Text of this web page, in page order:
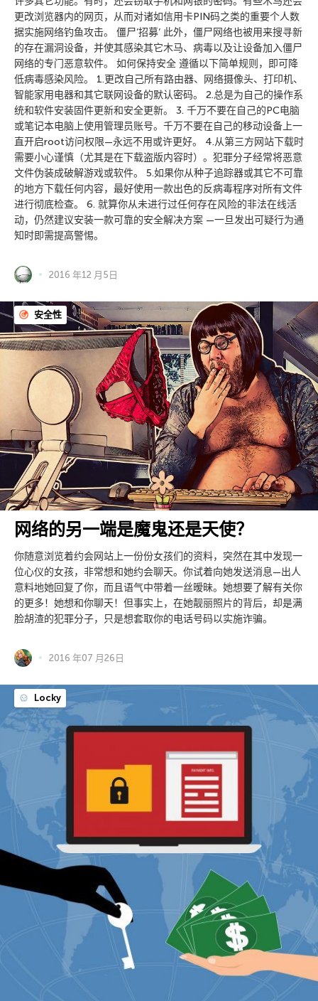
更改浏览器内的网页，从而对诸如信用卡PIN码之类的重要个人数
据实施网络钓鱼攻击。 僵尸’招募’ 此外，僵尸网络也被用来搜寻新
的存在漏洞设备，并使其感染其它木马、病毒以及让设备加入僵尸
网络的专门恶意软件。 如何保持安全 遵循以下简单规则，即可降
低病毒感染风险。 1.更改自己所有路由器、网络摄像头、打印机、
智能家用电器和其它联网设备的默认密码。 2.总是为自己的操作系
统和软件安装固件更新和安全更新。 3. 千万不要在自己的PC电脑
或笔记本电脑上使用管理员账号。千万不要在自己的移动设备上一
直开启root访问权限—永远不用或许更好。 4.从第三方网站下载时
需要小心谨慎（尤其是在下载盗版内容时）。犯罪分子经常将恶意
文件伪装成破解游戏或软件。 5.如果你从种子追踪器或其它不可靠
的地方下载任何内容，最好使用一款出色的反病毒程序对所有文件
进行彻底检查。 6. 就算你从未进行过任何存在风险的非法在线活
动，仍然建议安装一款可靠的安全解决方案 —一旦发出可疑行为通
知时即需提高警惕。
2016 年12 月5日
安全性
网络的另一端是魔鬼还是天使？
你随意浏览着约会网站上一份份女孩们的资料，突然在其中发现一
位心仪的女孩，非常想和她约会聊天。你试着向她发送消息—出人
意料地她回复了你，而且语气中带着一丝暧昧。她想要了解有关你
的更多！她想和你聊天！但事实上，在她靓丽照片的背后，却是满
脸胡渣的犯罪分子，只是想套取你的电话号码以实施诈骗。
2016 年07 月26日
Locky